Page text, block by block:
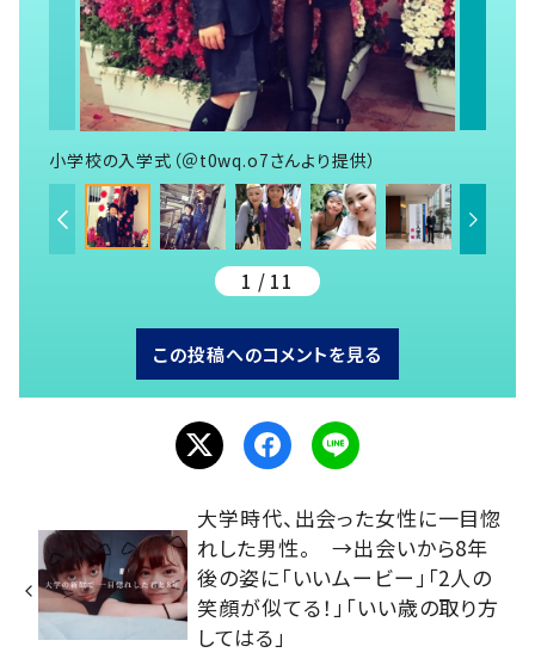
小学校の入学式（＠t0wq.o7さんより提供）
1 / 11
この投稿へのコメントを見る
大学時代、出会った女性に一目惚
れした男性。 →出会いから8年
後の姿に「いいムービー」「2人の
笑顔が似てる！」「いい歳の取り方
してはる」